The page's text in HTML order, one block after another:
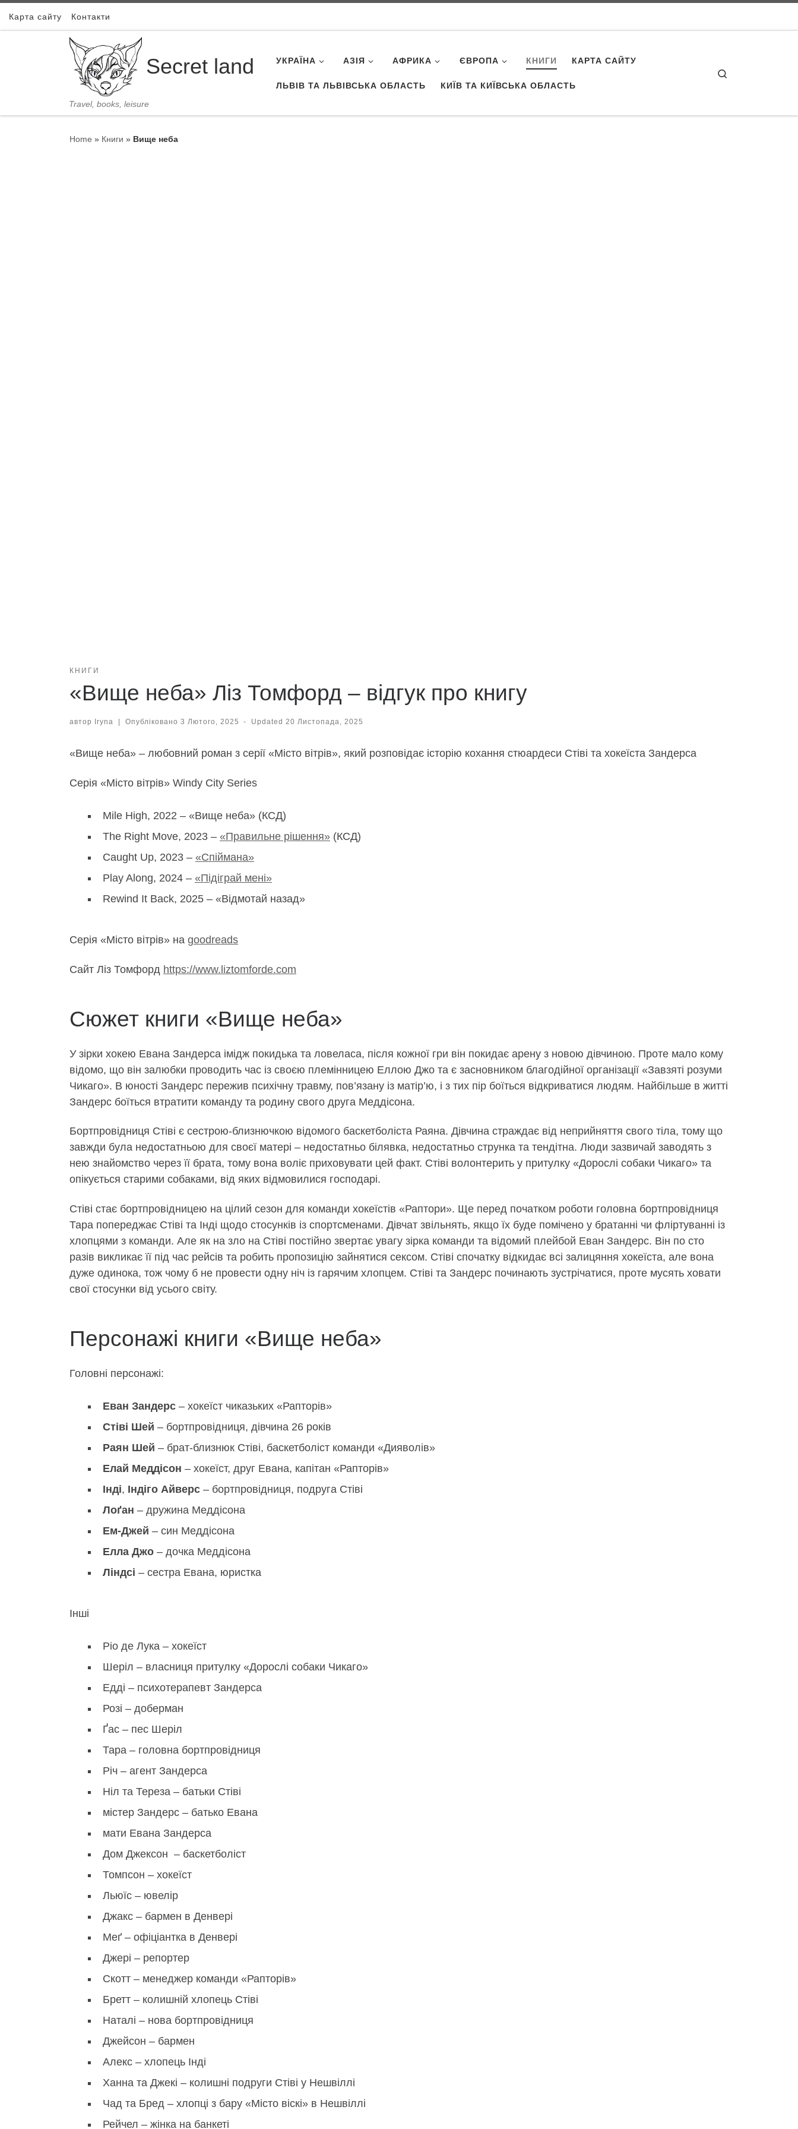
Skip to content
Карта сайту Контакти
Secret land
Travel, books, leisure
УКРАЇНА АЗІЯ АФРИКА ЄВРОПА КНИГИ КАРТА САЙТУ
ЛЬВІВ ТА ЛЬВІВСЬКА ОБЛАСТЬ КИЇВ ТА КИЇВСЬКА ОБЛАСТЬ
Home » Книги » Вище неба
КНИГИ
«Вище неба» Ліз Томфорд – відгук про книгу
автор Iryna Опубліковано 3 Лютого, 2025 - Updated20 Листопада, 2025
«Вище неба» – любовний роман з серії «Місто вітрів», який розповідає історію кохання стюардеси Стіві та хокеїста Зандерса
Серія «Місто вітрів» Windy City Series
Mile High, 2022 – «Вище неба» (КСД)
The Right Move, 2023 – «Правильне рішення» (КСД)
Caught Up, 2023 – «Спіймана»
Play Along, 2024 – «Підіграй мені»
Rewind It Back, 2025 – «Відмотай назад»
Серія «Місто вітрів» на goodreads
Сайт Ліз Томфорд https://www.liztomforde.com
Сюжет книги «Вище неба»
У зірки хокею Евана Зандерса імідж покидька та ловеласа, після кожної гри він покидає арену з новою дівчиною. Проте мало кому
відомо, що він залюбки проводить час із своєю племінницею Еллою Джо та є засновником благодійної організації «Завзяті розуми
Чикаго». В юності Зандерс пережив психічну травму, пов’язану із матір’ю, і з тих пір боїться відкриватися людям. Найбільше в житті
Зандерс боїться втратити команду та родину свого друга Меддісона.
Бортпровідниця Стіві є сестрою-близнючкою відомого баскетболіста Раяна. Дівчина страждає від неприйняття свого тіла, тому що
завжди була недостатньою для своєї матері – недостатньо білявка, недостатньо струнка та тендітна. Люди зазвичай заводять з
нею знайомство через її брата, тому вона воліє приховувати цей факт. Стіві волонтерить у притулку «Дорослі собаки Чикаго» та
опікується старими собаками, від яких відмовилися господарі.
Стіві стає бортпровідницею на цілий сезон для команди хокеїстів «Раптори». Ще перед початком роботи головна бортпровідниця
Тара попереджає Стіві та Інді щодо стосунків із спортсменами. Дівчат звільнять, якщо їх буде помічено у братанні чи фліртуванні із
хлопцями з команди. Але як на зло на Стіві постійно звертає увагу зірка команди та відомий плейбой Еван Зандерс. Він по сто
разів викликає її під час рейсів та робить пропозицію зайнятися сексом. Стіві спочатку відкидає всі залицяння хокеїста, але вона
дуже одинока, тож чому б не провести одну ніч із гарячим хлопцем. Стіві та Зандерс починають зустрічатися, проте мусять ховати
свої стосунки від усього світу.
Персонажі книги «Вище неба»
Головні персонажі:
Еван Зандерс – хокеїст чиказьких «Рапторів»
Стіві Шей – бортпровідниця, дівчина 26 років
Раян Шей – брат-близнюк Стіві, баскетболіст команди «Дияволів»
Елай Меддісон – хокеїст, друг Евана, капітан «Рапторів»
Інді, Індіго Айверс – бортпровідниця, подруга Стіві
Лоґан – дружина Меддісона
Ем-Джей – син Меддісона
Елла Джо – дочка Меддісона
Ліндсі – сестра Евана, юристка
Інші
Ріо де Лука – хокеїст
Шеріл – власниця притулку «Дорослі собаки Чикаго»
Едді – психотерапевт Зандерса
Розі – доберман
Ґас – пес Шеріл
Тара – головна бортпровідниця
Річ – агент Зандерса
Ніл та Тереза – батьки Стіві
містер Зандерс – батько Евана
мати Евана Зандерса
Дом Джексон – баскетболіст
Томпсон – хокеїст
Льюїс – ювелір
Джакс – бармен в Денвері
Меґ – офіціантка в Денвері
Джері – репортер
Скотт – менеджер команди «Рапторів»
Бретт – колишній хлопець Стіві
Наталі – нова бортпровідниця
Джейсон – бармен
Алекс – хлопець Інді
Ханна та Джекі – колишні подруги Стіві у Нешвіллі
Чад та Бред – хлопці з бару «Місто віскі» в Нешвіллі
Рейчел – жінка на банкеті